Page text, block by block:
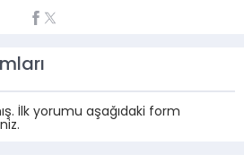
İlk yorumu aşağıdaki form